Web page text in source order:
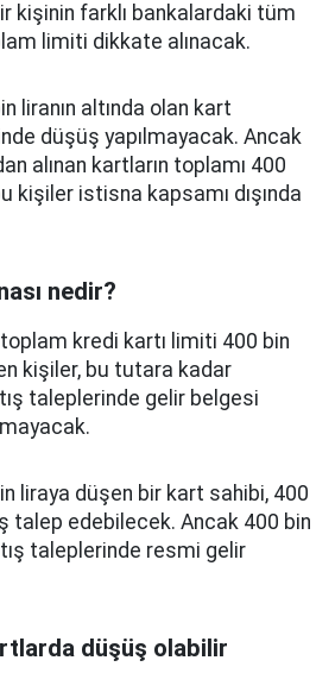
kişinin farklı bankalardaki tüm
limiti dikkate alınacak.
liranın altında olan kart
düşüş yapılmayacak. Ancak
alınan kartların toplamı 400
kişiler istisna kapsamı dışında
nedir?
kredi kartı limiti 400 bin
kişiler, bu tutara kadar
taleplerinde gelir belgesi
liraya düşen bir kart sahibi, 400
talep edebilecek. Ancak 400 bin
taleplerinde resmi gelir
düşüş olabilir